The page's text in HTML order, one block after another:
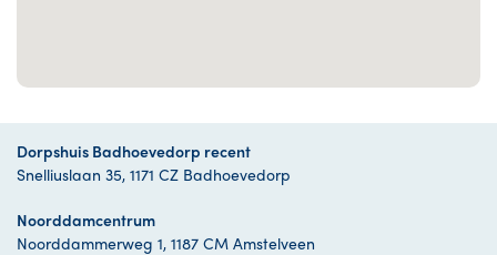
Dorpshuis Badhoevedorp recent
Snelliuslaan 35, 1171 CZ Badhoevedorp
Noorddamcentrum
Noorddammerweg 1, 1187 CM Amstelveen